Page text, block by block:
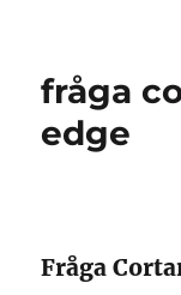
fråga
edge
Fråga